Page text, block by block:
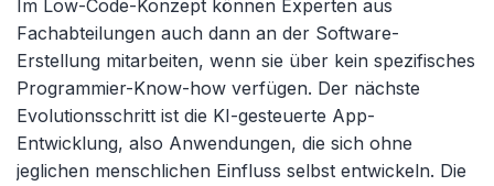
Im Low-Code-Konzept können Experten aus
Fachabteilungen auch dann an der Software-
Erstellung mitarbeiten, wenn sie über kein spezifisches
Programmier-Know-how verfügen. Der nächste
Evolutionsschritt ist die KI-gesteuerte App-
Entwicklung, also Anwendungen, die sich ohne
jeglichen menschlichen Einfluss selbst entwickeln. Die